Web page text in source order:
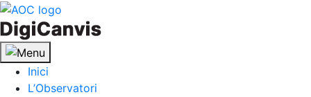
Skip
to
content
Inici
L’Observatori